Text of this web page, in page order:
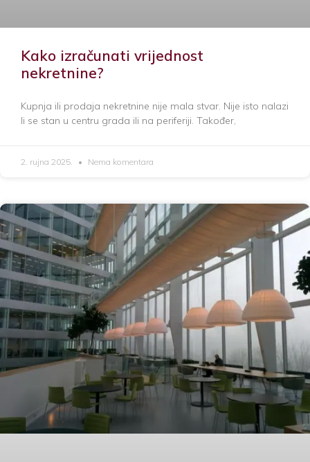
Kako izračunati vrijednost
nekretnine?
Kupnja ili prodaja nekretnine nije mala stvar. Nije isto nalazi
li se stan u centru grada ili na periferiji. Također,
2. rujna 2025. Nema komentara